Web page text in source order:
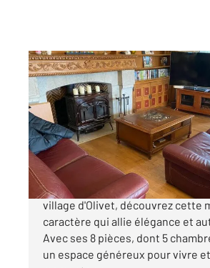
OLIVET 45
218,15 m2, 8 pièces
Ref : 211
Maison à vendre
546 000 €
!! C à vendre sur Olivet !! Dans le
village d'Olivet, découvrez cette
caractère qui allie élégance et
Avec ses 8 pièces, dont 5
un espace généreux pour vivre